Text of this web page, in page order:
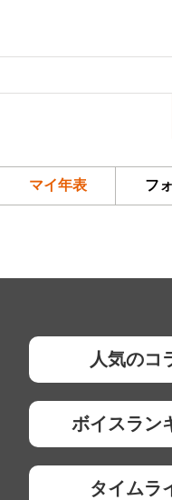
マイ年表 フ
人気のコ
ボイスラン
タイムラ